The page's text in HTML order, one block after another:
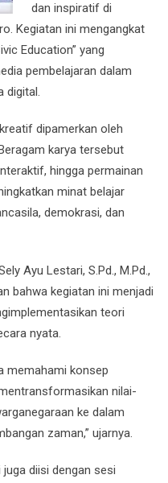
dan inspiratif di
Kegiatan ini mengangkat
Education” yang
pembelajaran dalam
digital.
dipamerkan oleh
karya tersebut
hingga permainan
minat belajar
demokrasi, dan
Ayu Lestari, S.Pd., M.Pd.,
bahwa kegiatan ini menjadi
teori
nyata.
memahami konsep
nilai-
ke dalam
zaman,” ujarnya.
diisi dengan sesi